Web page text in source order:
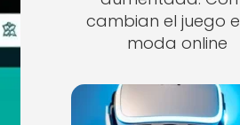
cambian el juego
moda online